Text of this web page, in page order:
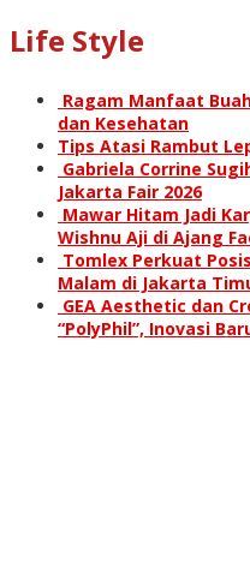
Life Style
Ragam Manfaat
dan Kesehatan
Tips Atasi Rambut
Gabriela Corrine
Jakarta Fair 2026
Mawar Hitam Jadi
Wishnu Aji di Ajang
Tomlex Perkuat
Malam di Jakarta
GEA Aesthetic dan
“PolyPhil”, Inovasi